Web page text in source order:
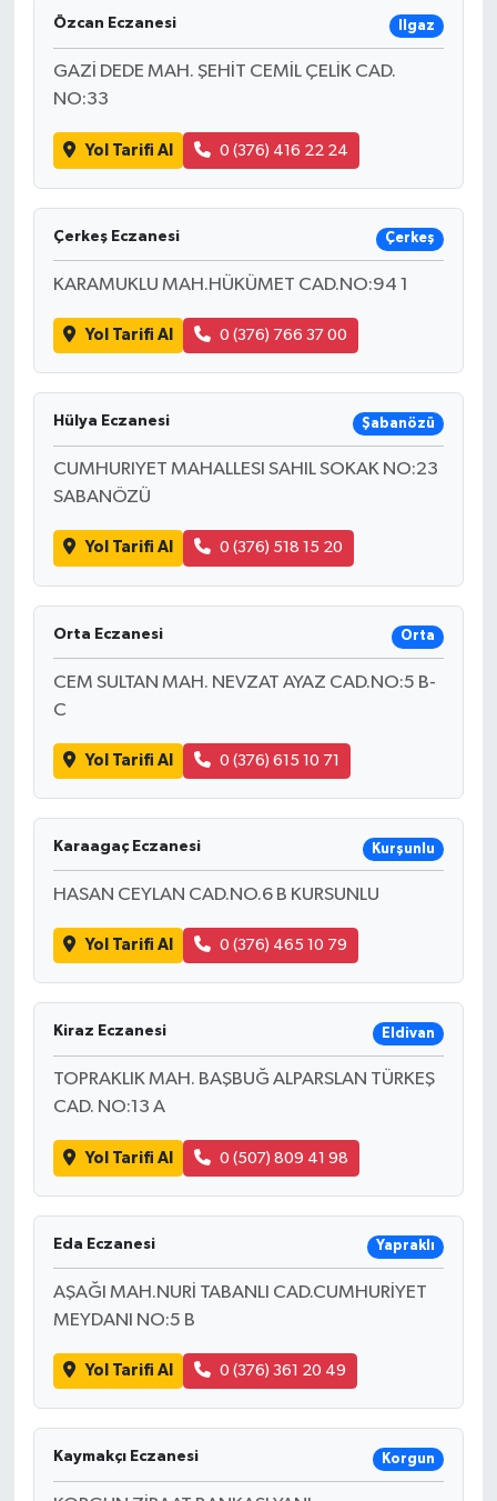
Özcan Eczanesi Ilgaz
GAZİ DEDE MAH. ŞEHİT CEMİL ÇELİK CAD.
NO:33
Yol Tarifi Al 0 (376) 416 22 24
Çerkeş Eczanesi Çerkeş
KARAMUKLU MAH.HÜKÜMET CAD.NO:94 1
Yol Tarifi Al 0 (376) 766 37 00
Hülya Eczanesi Şabanözü
CUMHURIYET MAHALLESI SAHIL SOKAK NO:23
SABANÖZÜ
Yol Tarifi Al 0 (376) 518 15 20
Orta Eczanesi Orta
CEM SULTAN MAH. NEVZAT AYAZ CAD.NO:5 B-
C
Yol Tarifi Al 0 (376) 615 10 71
Karaagaç Eczanesi Kurşunlu
HASAN CEYLAN CAD.NO.6 B KURSUNLU
Yol Tarifi Al 0 (376) 465 10 79
Kiraz Eczanesi Eldivan
TOPRAKLIK MAH. BAŞBUĞ ALPARSLAN TÜRKEŞ
CAD. NO:13 A
Yol Tarifi Al 0 (507) 809 41 98
Eda Eczanesi Yapraklı
AŞAĞI MAH.NURİ TABANLI CAD.CUMHURİYET
MEYDANI NO:5 B
Yol Tarifi Al 0 (376) 361 20 49
Kaymakçı Eczanesi Korgun